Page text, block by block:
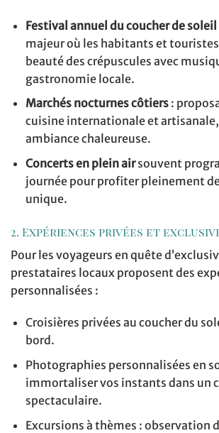
Festival annuel du coucher de soleil
majeur où les habitants et
beauté des crépuscules avec
gastronomie locale.
Marchés nocturnes côtiers:
cuisine internationale et
ambiance chaleureuse.
Concerts en plein airsouvent
journée pour profiter pleinement
unique.
2. Expériences privées et
Pour les voyageurs en quête
prestataires locaux proposent des
personnalisées :
Croisières privées au coucher du
bord.
Photographies personnalisées en
immortaliser vos instants dans un
spectaculaire.
Excursions à thèmes : observation